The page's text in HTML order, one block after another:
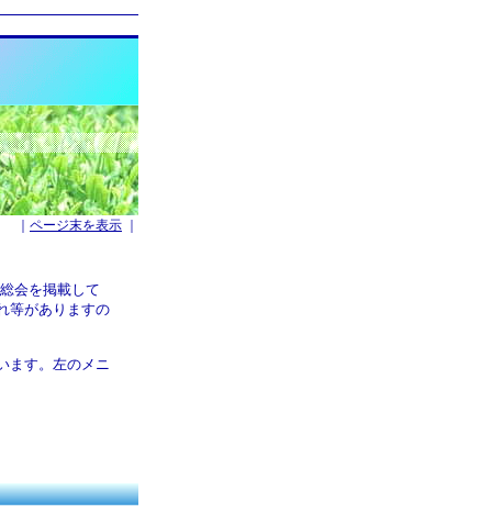
ページ末を表示
会を掲載して
等がありますの
ます。左のメニ